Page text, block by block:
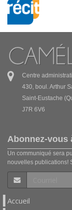
Centre
430, boul. Arthur
Saint-Eustache
J7R 6V6
Abonnez-vous
Un communiqué sera
nouvelles publications!
Accueil